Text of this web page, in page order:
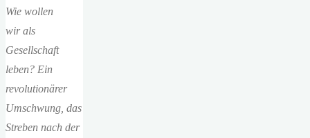
Wie wollen
wirals
Gesellschaft
leben? Ein
revolutionärer
Umschwung, das
Streben nach der